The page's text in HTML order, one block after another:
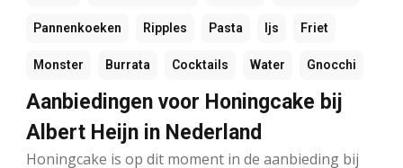
Pannenkoeken Ripples Pasta Ijs Friet
Monster Burrata Cocktails Water Gnocchi
Aanbiedingen voor Honingcake bij
Albert Heijn in Nederland
Honingcake is op dit moment in de aanbieding bij